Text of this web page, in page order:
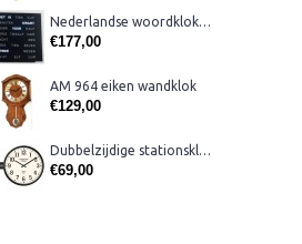
Nederlandse woordklok zwart AMS 1265
€177,00
AM 964 eiken wandklok
€129,00
Dubbelzijdige stationsklok metaal 1879
€69,00